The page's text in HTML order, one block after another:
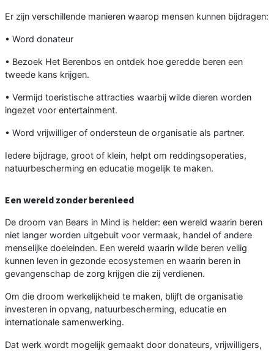
Er zijn verschillende manieren waarop mensen kunnen bijdragen:
• Word donateur
• Bezoek Het Berenbos en ontdek hoe geredde beren een
tweede kans krijgen.
• Vermijd toeristische attracties waarbij wilde dieren worden
ingezet voor entertainment.
• Word vrijwilliger of ondersteun de organisatie als partner.
Iedere bijdrage, groot of klein, helpt om reddingsoperaties,
natuurbescherming en educatie mogelijk te maken.
Een wereld zonder berenleed
De droom van Bears in Mind is helder: een wereld waarin beren
niet langer worden uitgebuit voor vermaak, handel of andere
menselijke doeleinden. Een wereld waarin wilde beren veilig
kunnen leven in gezonde ecosystemen en waarin beren in
gevangenschap de zorg krijgen die zij verdienen.
Om die droom werkelijkheid te maken, blijft de organisatie
investeren in opvang, natuurbescherming, educatie en
internationale samenwerking.
Dat werk wordt mogelijk gemaakt door donateurs, vrijwilligers,